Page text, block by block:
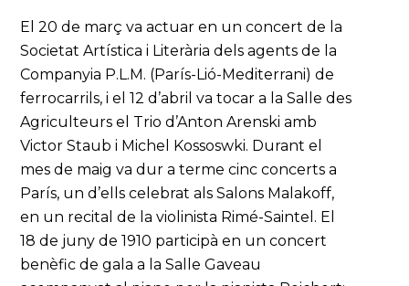
El 20 de març va actuar en un concert de la
Societat Artística i Literària dels agents de la
Companyia P.L.M. (París-Lió-Mediterrani) de
ferrocarrils, i el 12 d’abril va tocar a la Salle des
Agriculteurs el Trio d’Anton Arenski amb
Victor Staub i Michel Kossoswki. Durant el
mes de maig va dur a terme cinc concerts a
París, un d’ells celebrat als Salons Malakoff,
en un recital de la violinista Rimé-Saintel. El
18 de juny de 1910 participà en un concert
benèfic de gala a la Salle Gaveau